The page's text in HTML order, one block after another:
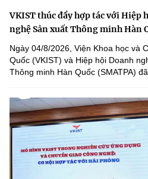
VKIST thúc đẩy hợp tác với Hiệp
nghệ Sản xuất Thông minh Hàn
Ngày 04/8/2026, Viện Khoa học và
Quốc (VKIST) và Hiệp hội Doanh
Thông minh Hàn Quốc (SMATPA)